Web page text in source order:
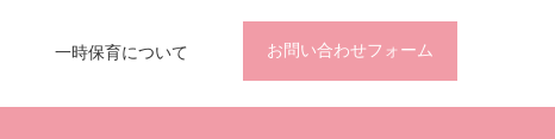
お問い合わせフォーム
一時保育について